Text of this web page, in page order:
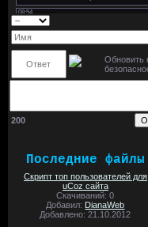
200
Последние файлы
Скрипт топ пользователей для
uCoz сайта
Скачиваний: 0
Добавил: DianaWeb
Добавлено: 21.10.2012